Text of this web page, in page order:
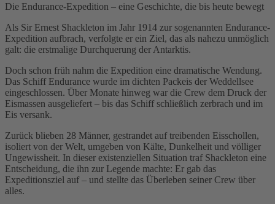
Die Endurance-Expedition – eine Geschichte, die bis heute bewegt
Als Sir Ernest Shackleton im Jahr 1914 zur sogenannten Endurance-
Expedition aufbrach, verfolgte er ein Ziel, das als nahezu unmöglich
galt: die erstmalige Durchquerung der Antarktis.
Doch schon früh nahm die Expedition eine dramatische Wendung.
Das Schiff Endurance wurde im dichten Packeis der Weddellsee
eingeschlossen. Über Monate hinweg war die Crew dem Druck der
Eismassen ausgeliefert – bis das Schiff schließlich zerbrach und im
Eis versank.
Zurück blieben 28 Männer, gestrandet auf treibenden Eisschollen,
isoliert von der Welt, umgeben von Kälte, Dunkelheit und völliger
Ungewissheit. In dieser existenziellen Situation traf Shackleton eine
Entscheidung, die ihn zur Legende machte: Er gab das
Expeditionsziel auf – und stellte das Überleben seiner Crew über
alles.